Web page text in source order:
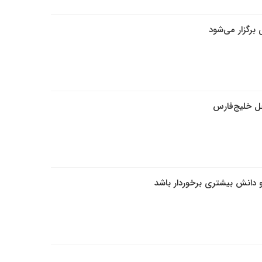
می‌شود
خلیج‌فارس
بیشتری برخوردار باشد